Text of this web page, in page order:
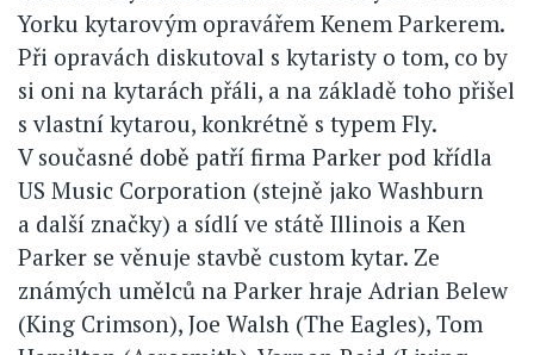
Yorku kytarovým opravářem Kenem Parkerem.
Při opravách diskutoval s kytaristy o tom, co by
si oni na kytarách přáli, a na základě toho přišel
s vlastní kytarou, konkrétně s typem Fly.
V současné době patří firma Parker pod křídla
US Music Corporation (stejně jako Washburn
a další značky) a sídlí ve státě Illinois a Ken
Parker se věnuje stavbě custom kytar. Ze
známých umělců na Parker hraje Adrian Belew
(King Crimson), Joe Walsh (The Eagles), Tom